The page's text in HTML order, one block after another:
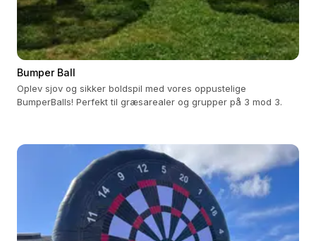
Bumper Ball
Oplev sjov og sikker boldspil med vores oppustelige
BumperBalls! Perfekt til græsarealer og grupper på 3 mod 3.